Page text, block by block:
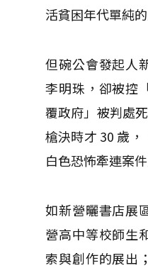
活貧困年代單純
但碗公會發起人
李明珠，卻被控
覆政府」被判處
槍決時才 30 歲
白色恐怖牽連案
如新營曬書店展
營高中等校師生
索與創作的展出